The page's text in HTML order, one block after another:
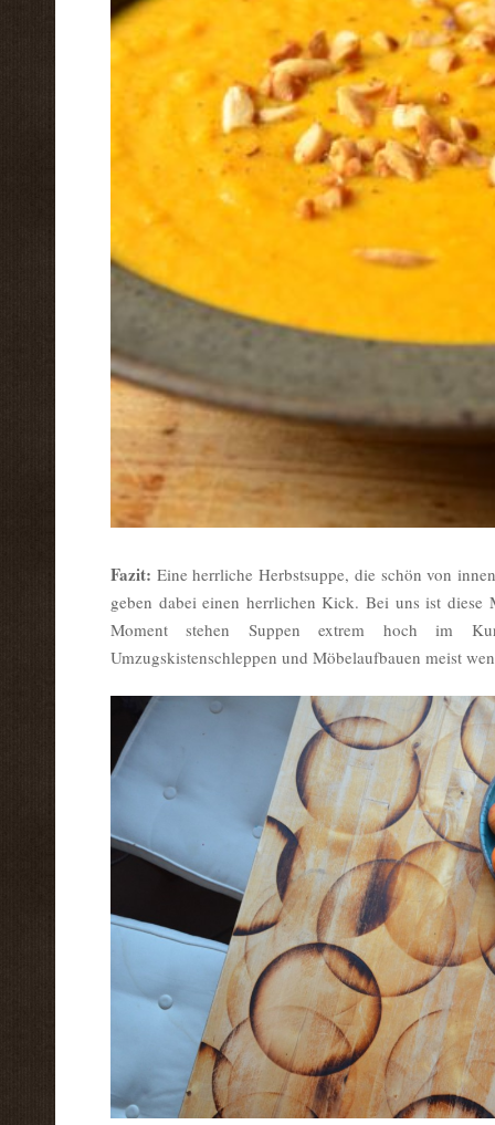
Fazit: Eine herrliche Herbstsuppe, die schön von
geben dabei einen herrlichen Kick. Bei uns ist diese
Moment stehen Suppen extrem hoch im
Umzugskistenschleppen und Möbelaufbauen meist